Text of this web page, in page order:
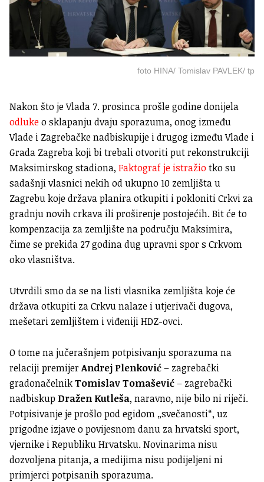
foto HINA/ Tomislav PAVLEK/ tp
Nakon što je Vlada 7. prosinca prošle godine donijela
odlukeo sklapanju dvaju sporazuma, onog između
Vlade i Zagrebačke nadbiskupije i drugog između Vlade i
Grada Zagreba koji bi trebali otvoriti put rekonstrukciji
Maksimirskog stadiona, Faktograf je istražiotko su
sadašnji vlasnici nekih od ukupno 10 zemljišta u
Zagrebu koje država planira otkupiti i pokloniti Crkvi za
gradnju novih crkava ili proširenje postojećih. Bit će to
kompenzacija za zemljište na području Maksimira,
čime se prekida 27 godina dug upravni spor s Crkvom
oko vlasništva.
Utvrdili smo da se na listi vlasnika zemljišta koje će
država otkupiti za Crkvu nalaze i utjerivači dugova,
mešetari zemljištem i viđeniji HDZ-ovci.
O tome na jučerašnjem potpisivanju sporazuma na
relaciji premijerAndrej Plenković– zagrebački
gradonačelnikTomislav Tomašević– zagrebački
nadbiskup Dražen Kutleša, naravno, nije bilo ni riječi.
Potpisivanje je prošlo pod egidom „svečanosti“, uz
prigodne izjave o povijesnom danu za hrvatski sport,
vjernike i Republiku Hrvatsku. Novinarima nisu
dozvoljena pitanja, a medijima nisu podijeljeni ni
primjerci potpisanih sporazuma.